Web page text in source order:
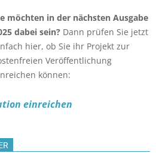
möchten in der nächsten Ausgabe
dabei sein? Dann prüfen Sie jetzt
hier, ob Sie ihr Projekt zur
Veröffentlichung
können:
einreichen